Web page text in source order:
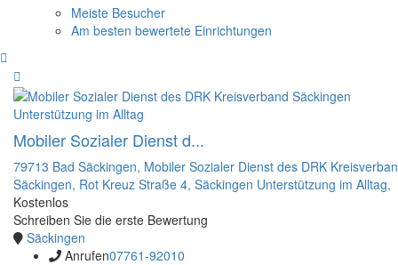
Meiste Besucher
Am besten bewertete Einrichtungen
Unterstützung im Alltag
Mobiler Sozialer Dienst d...
79713 Bad Säckingen, Mobiler Sozialer Dienst des DRK
Säckingen, Rot Kreuz Straße 4, Säckingen Unterstützung im Alltag,
Kostenlos
Schreiben Sie die erste Bewertung
Säckingen
Anrufen07761-92010